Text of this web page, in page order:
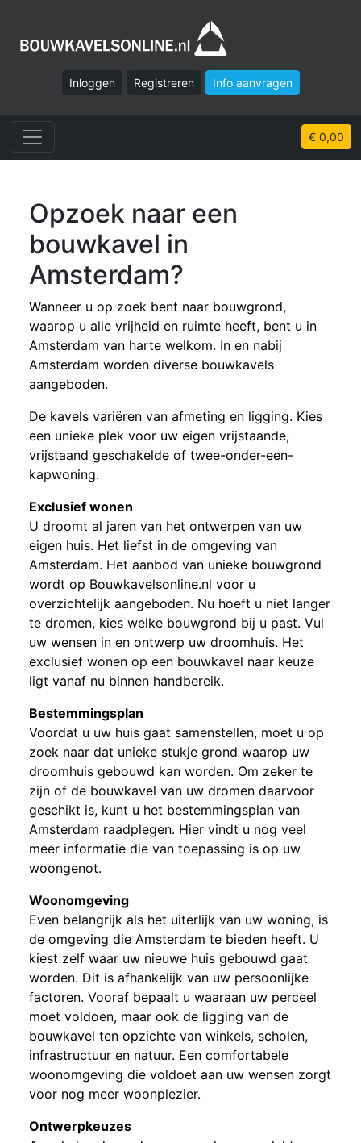
Inloggen Registreren Info aanvragen
€ 0,00
Opzoek naar een
bouwkavel in
Amsterdam?
Wanneer u op zoek bent naar bouwgrond,
waarop u alle vrijheid en ruimte heeft, bent u in
Amsterdam van harte welkom. In en nabij
Amsterdam worden diverse bouwkavels
aangeboden.
De kavels variëren van afmeting en ligging. Kies
een unieke plek voor uw eigen vrijstaande,
vrijstaand geschakelde of twee-onder-een-
kapwoning.
Exclusief wonen
U droomt al jaren van het ontwerpen van uw
eigen huis. Het liefst in de omgeving van
Amsterdam. Het aanbod van unieke bouwgrond
wordt op Bouwkavelsonline.nl voor u
overzichtelijk aangeboden. Nu hoeft u niet langer
te dromen, kies welke bouwgrond bij u past. Vul
uw wensen in en ontwerp uw droomhuis. Het
exclusief wonen op een bouwkavel naar keuze
ligt vanaf nu binnen handbereik.
Bestemmingsplan
Voordat u uw huis gaat samenstellen, moet u op
zoek naar dat unieke stukje grond waarop uw
droomhuis gebouwd kan worden. Om zeker te
zijn of de bouwkavel van uw dromen daarvoor
geschikt is, kunt u het bestemmingsplan van
Amsterdam raadplegen. Hier vindt u nog veel
meer informatie die van toepassing is op uw
woongenot.
Woonomgeving
Even belangrijk als het uiterlijk van uw woning, is
de omgeving die Amsterdam te bieden heeft. U
kiest zelf waar uw nieuwe huis gebouwd gaat
worden. Dit is afhankelijk van uw persoonlijke
factoren. Vooraf bepaalt u waaraan uw perceel
moet voldoen, maar ook de ligging van de
bouwkavel ten opzichte van winkels, scholen,
infrastructuur en natuur. Een comfortabele
woonomgeving die voldoet aan uw wensen zorgt
voor nog meer woonplezier.
Ontwerpkeuzes